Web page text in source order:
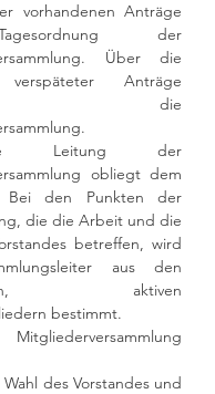
vorhandenen Anträge
der
Über die
verspäteter Anträge
die
Leitung der
obliegt dem
den Punkten der
die die Arbeit und die
betreffen, wird
aus den
aktiven
bestimmt.
Wahl des Vorstandes und